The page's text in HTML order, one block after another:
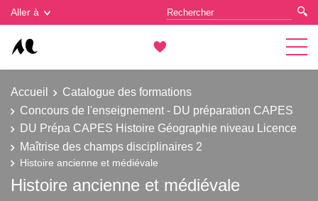
Aller à
Accueil
Catalogue des formations
Concours de l'enseignement - DU préparation CAPES
DU Prépa CAPES Histoire Géographie niveau Licence
Maîtrise des champs disciplinaires 2
Histoire ancienne et médiévale
Histoire ancienne et médiévale
Gestion des cookies